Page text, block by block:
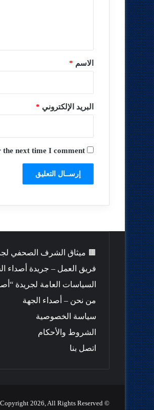
*الاسم *
البريد الإلكتروني *
next time I comment.
🟫 ميثاق الشرف الصحفي
فريق العمل – جريدة أصداء
السياسات العامة لجريدة
من نحن – أصداء الجهة
سياسة الخصوصية
الشروط والأحكام
اتصل بنا
© Copyright 2026, All Rights Reserved |